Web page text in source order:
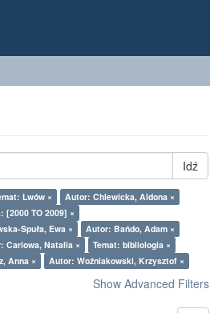
Idź
Lwów ×
Autor: Chlewicka, Aldona ×
[2000 TO 2009] ×
Spuła, Ewa ×
Autor: Bańdo, Adam ×
Cariowa, Natalia ×
Temat: bibliologia ×
Anna × Autor: Woźniakowski, Krzysztof ×
Show Advanced Filters